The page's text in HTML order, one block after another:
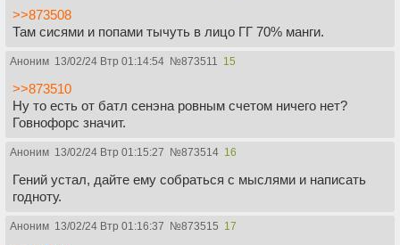
>>873508
Там сисями и попами тычуть в лицо ГГ 70% манги.
Аноним 13/02/24 Втр 01:14:54 №873511 15
>>873510
Ну то есть от батл сенэна ровным счетом ничего нет?
Говнофорс значит.
Аноним 13/02/24 Втр 01:15:27 №873514 16
Гений устал, дайте ему собраться с мыслями и написать
годноту.
Аноним 13/02/24 Втр 01:16:37 №873515 17